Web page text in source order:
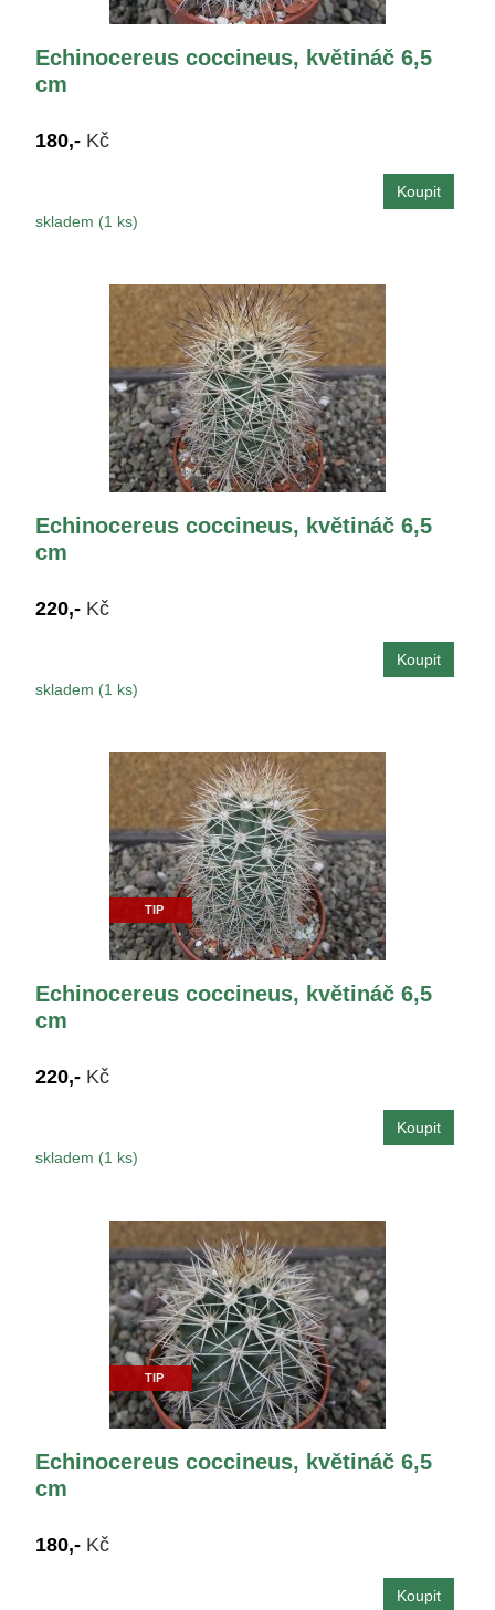
Echinocereus coccineus, květináč 6,5
cm
180,- Kč
skladem (1 ks)
Echinocereus coccineus, květináč 6,5
cm
220,- Kč
skladem (1 ks)
TIP
Echinocereus coccineus, květináč 6,5
cm
220,- Kč
skladem (1 ks)
TIP
Echinocereus coccineus, květináč 6,5
cm
180,- Kč